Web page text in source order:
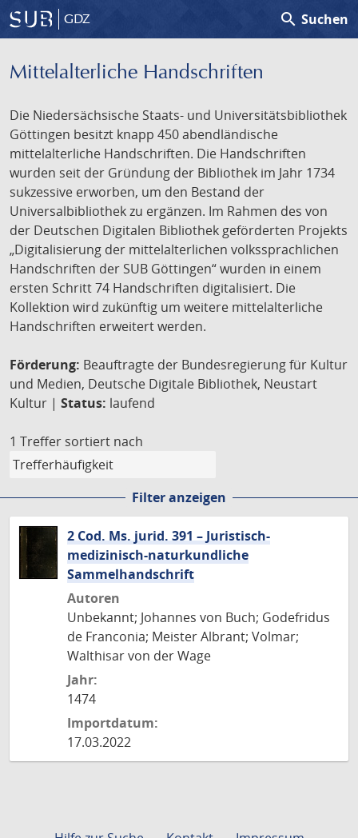
GDZ search Suchen
Mittelalterliche Handschriften
Die Niedersächsische Staats- und Universitätsbibliothek
Göttingen besitzt knapp 450 abendländische
mittelalterliche Handschriften. Die Handschriften
wurden seit der Gründung der Bibliothek im Jahr 1734
sukzessive erworben, um den Bestand der
Universalbibliothek zu ergänzen. Im Rahmen des von
der Deutschen Digitalen Bibliothek geförderten Projekts
„Digitalisierung der mittelalterlichen volkssprachlichen
Handschriften der SUB Göttingen“ wurden in einem
ersten Schritt 74 Handschriften digitalisiert. Die
Kollektion wird zukünftig um weitere mittelalterliche
Handschriften erweitert werden.
Förderung: Beauftragte der Bundesregierung für Kultur
und Medien, Deutsche Digitale Bibliothek, Neustart
Kultur | Status: laufend
1 Treffer sortiert nach
Filter anzeigen
2 Cod. Ms. jurid. 391 – Juristisch-
medizinisch-naturkundliche
Sammelhandschrift
Autoren
Unbekannt; Johannes von Buch; Godefridus
de Franconia; Meister Albrant; Volmar;
Walthisar von der Wage
Jahr:
1474
Importdatum:
17.03.2022